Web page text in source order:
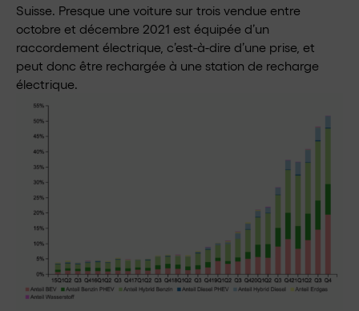
Suisse. Presque une voiture sur trois vendue entre
octobre et décembre 2021 est équipée d’un
raccordement électrique, c’est-à-dire d’une prise, et
peut donc être rechargée à une station de recharge
électrique.